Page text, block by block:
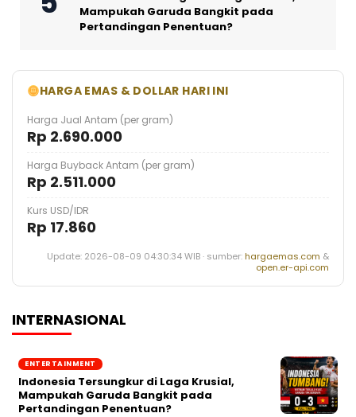
Mampukah Garuda Bangkit pada
Pertandingan Penentuan?
HARGA EMAS & DOLLAR HARI INI
Harga Jual Antam (per gram)
Rp 2.690.000
Harga Buyback Antam (per gram)
Rp 2.511.000
Kurs USD/IDR
Rp 17.860
Update: 2026-08-09 04:30:34 WIB · sumber: hargaemas.com &
open.er-api.com
INTERNASIONAL
ENTERTAINMENT
Indonesia Tersungkur di Laga Krusial,
Mampukah Garuda Bangkit pada
Pertandingan Penentuan?